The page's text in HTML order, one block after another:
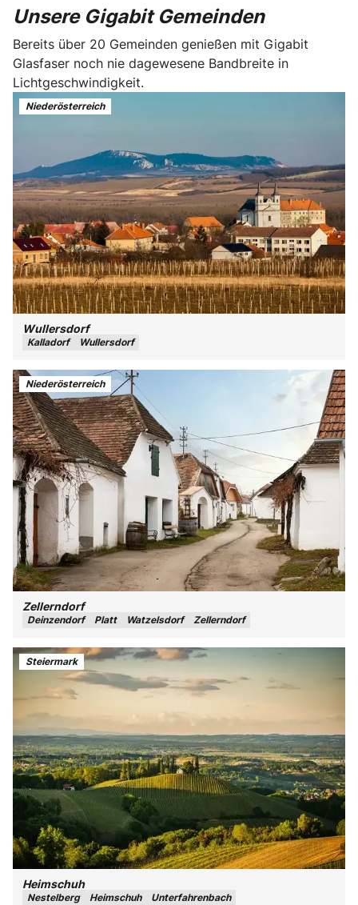
Unsere Gigabit Gemeinden
Bereits über 20 Gemeinden genießen mit Gigabit
Glasfaser noch nie dagewesene Bandbreite in
Lichtgeschwindigkeit.
Niederösterreich
Wullersdorf
Kalladorf Wullersdorf
Niederösterreich
Zellerndorf
Deinzendorf Platt Watzelsdorf Zellerndorf
Steiermark
Heimschuh
Nestelberg Heimschuh Unterfahrenbach